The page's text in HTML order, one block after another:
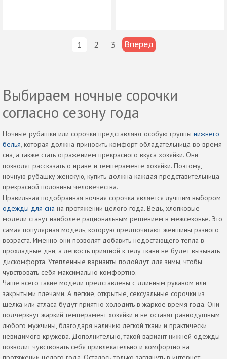
1 2 3 Вперед
Выбираем ночные сорочки
согласно сезону года
Ночные рубашки или сорочки представляют особую группы нижнего
белья, которая должна приносить комфорт обладательница во время
сна, а также стать отражением прекрасного вкуса хозяйки. Они
позволят рассказать о нраве и темпераменте хозяйки. Поэтому,
ночную рубашку женскую, купить должна каждая представительница
прекрасной половины человечества.
Правильная подобранная ночная сорочка является лучшим выбором
одежды для сна на протяжении целого года. Ведь, хлопковые
модели станут наиболее рациональным решением в межсезонье. Это
самая популярная модель, которую предпочитают женщины разного
возраста. Именно они позволят добавить недостающего тепла в
прохладные дни, а легкость приятной к телу ткани не будет вызывать
дискомфорта. Утепленные варианты подойдут для зимы, чтобы
чувствовать себя максимально комфортно.
Чаще всего такие модели представлены с длинным рукавом или
закрытыми плечами. А легкие, открытые, сексуальные сорочки из
шелка или атласа будут приятно холодить в жаркое время года. Они
подчеркнут жаркий темперамент хозяйки и не оставят равнодушным
любого мужчины, благодаря наличию легкой ткани и практически
невидимого кружева. Дополнительно, такой вариант нижней одежды
позволит чувствовать себя привлекательно и комфортно на